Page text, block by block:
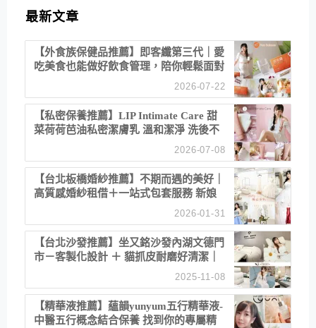
最新文章
【外食族保健品推薦】即客纖第三代｜愛
吃美食也能做好飲食管理，陪你輕鬆面對
2026-07-22
【私密保養推薦】LIP Intimate Care 甜
菜荷荷芭油私密潔膚乳 溫和潔淨 洗後不
2026-07-08
【台北板橋婚紗推薦】不期而遇的美好｜
高質感婚紗租借＋一站式包套服務 新娘
2026-01-31
【台北沙發推薦】坐又銘沙發內湖文德門
市－客製化設計 ＋ 貓抓皮耐磨好清潔｜
直營直銷、價格透明 高CP值打造夢想
居家風格
2025-11-08
【精華液推薦】蘊韻yunyum五行精華液-
中醫五行概念結合保養 找到你的專屬精